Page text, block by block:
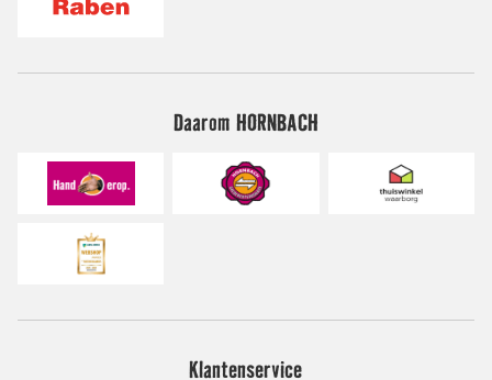
Daarom HORNBACH
Klantenservice